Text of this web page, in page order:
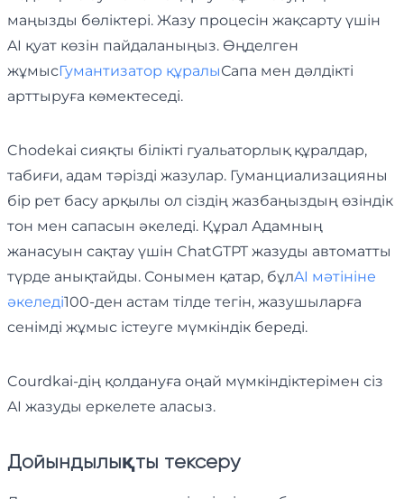
маңызды бөліктері. Жазу процесін жақсарту үшін
AI қуат көзін пайдаланыңыз. Өңделген
жұмысГумантизатор құралыСапа мен дәлдікті
арттыруға көмектеседі.
Chodekai сияқты білікті гуальаторлық құралдар,
табиғи, адам тәрізді жазулар. Гуманциализацияны
бір рет басу арқылы ол сіздің жазбаңыздың өзіндік
тон мен сапасын әкеледі. Құрал Адамның
жанасуын сақтау үшін ChatGTPT жазуды автоматты
түрде анықтайды. Сонымен қатар, бұлAI мәтініне
әкеледі100-ден астам тілде тегін, жазушыларға
сенімді жұмыс істеуге мүмкіндік береді.
Courdkai-дің қолдануға оңай мүмкіндіктерімен сіз
AI жазуды еркелете аласыз.
Дойындылықты тексеру